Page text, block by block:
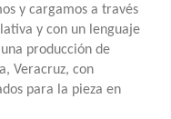
y cargamos a través
y con un lenguaje
producción de
Veracruz, con
para la pieza en